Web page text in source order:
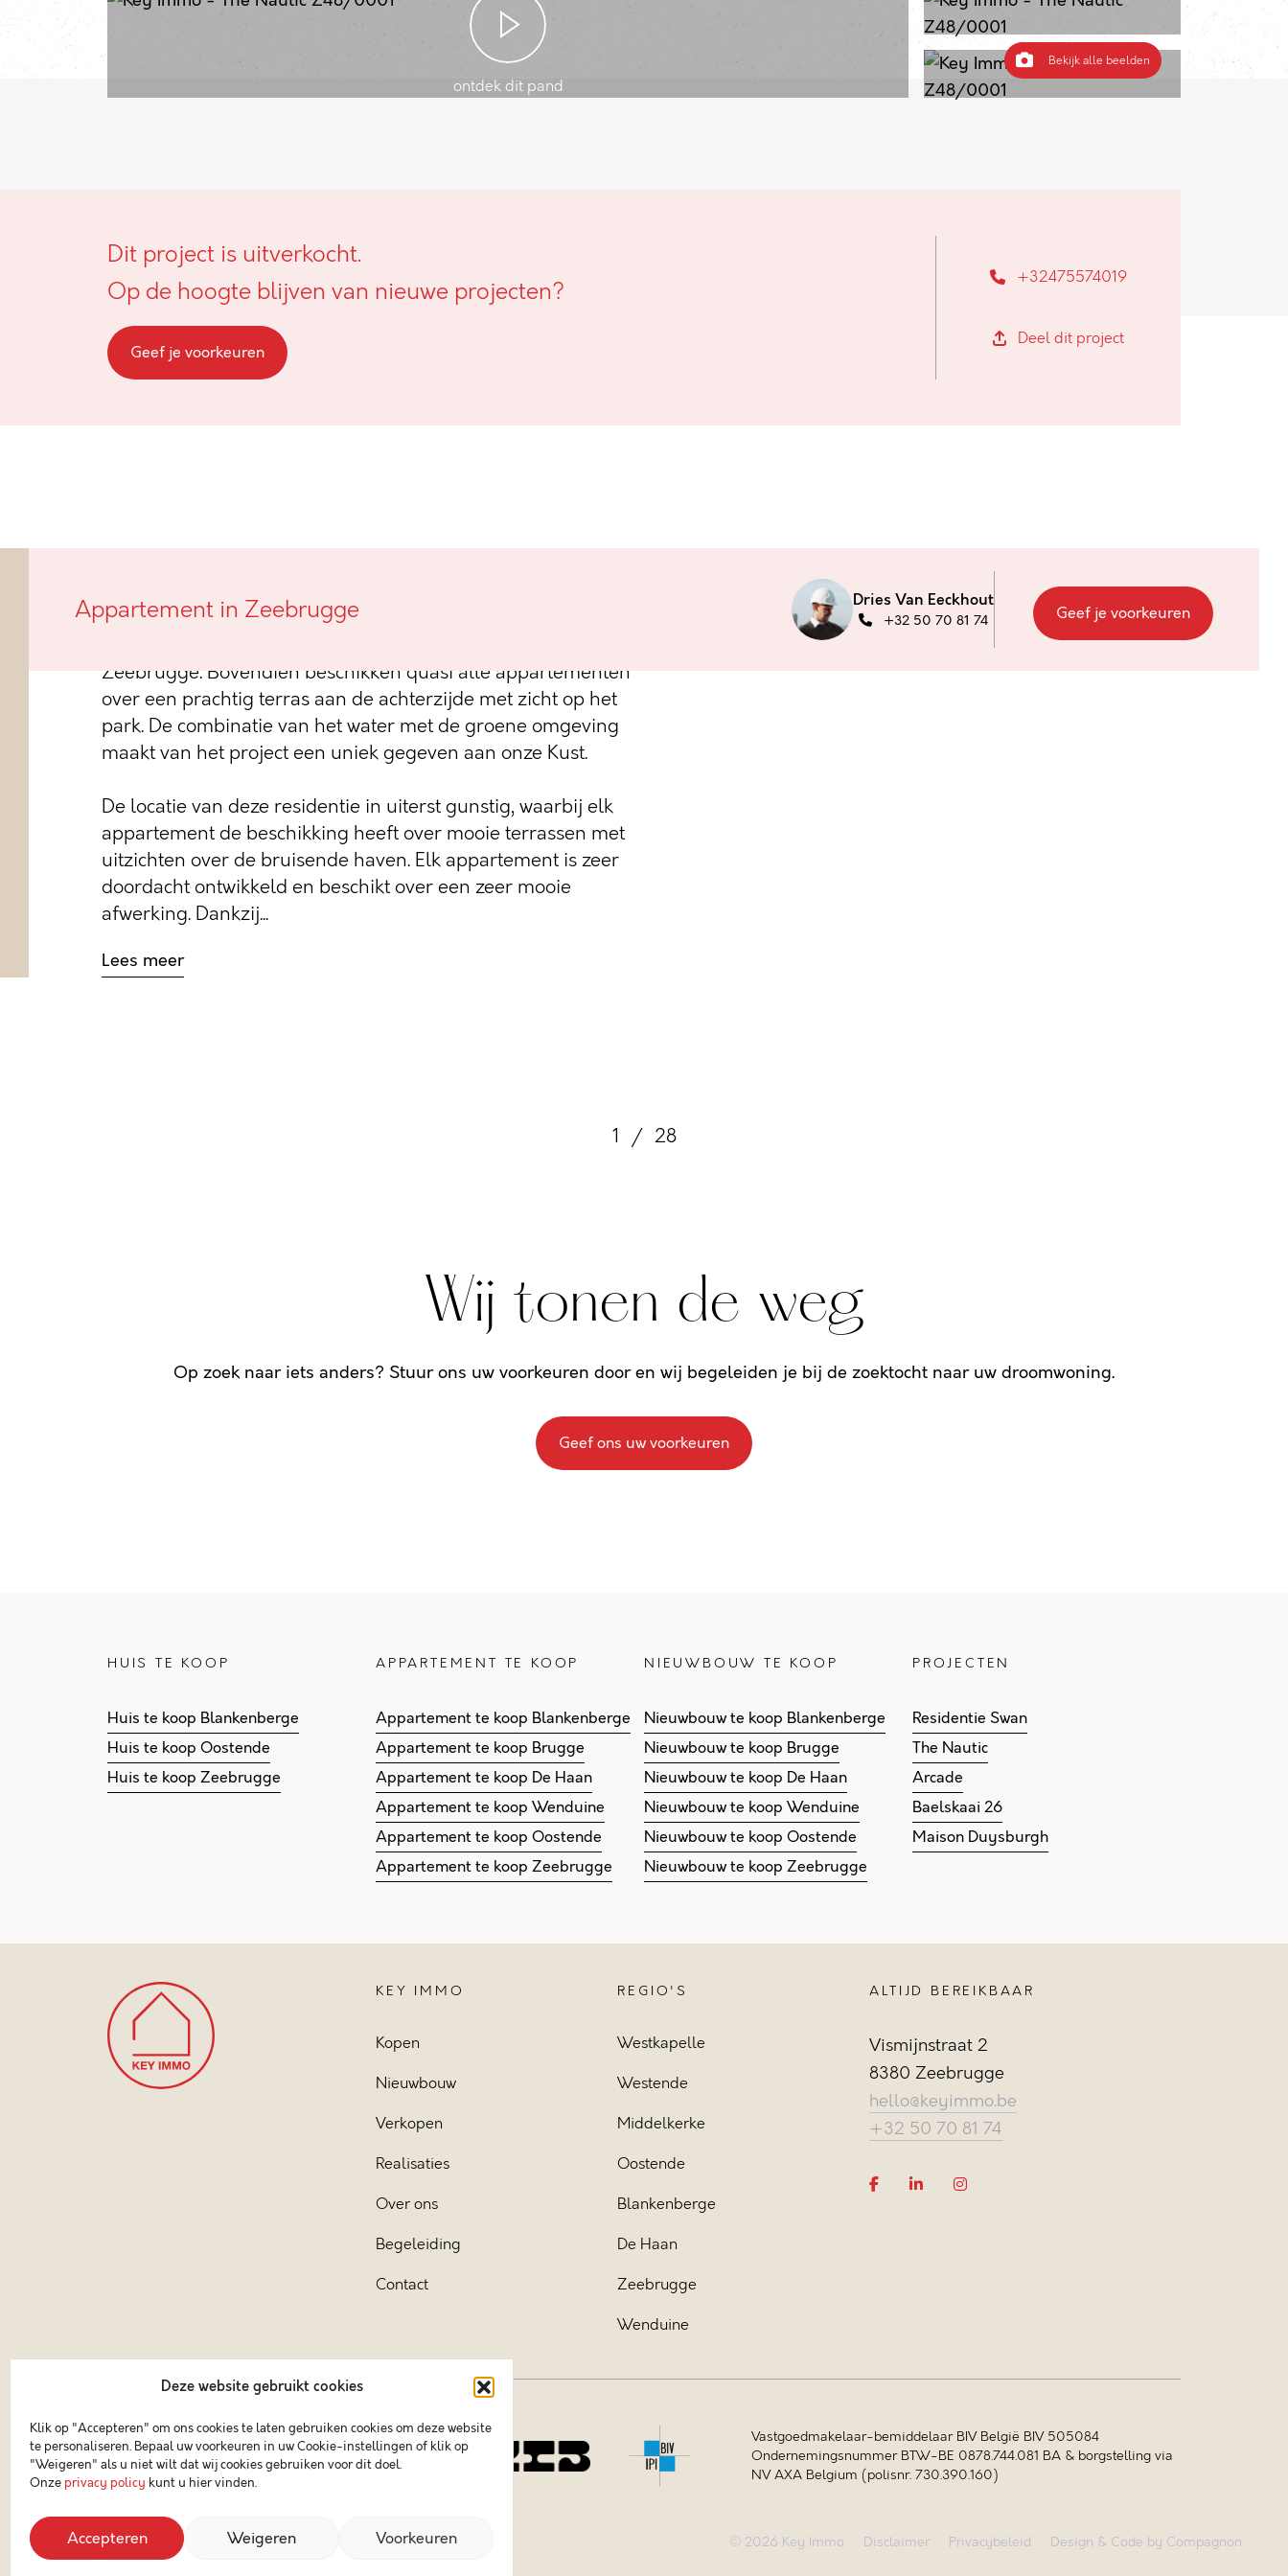
Deze website gebruikt cookies
Klik op "Accepteren" om ons cookies te laten gebruiken cookies om deze website
te personaliseren. Bepaal uw voorkeuren in uw Cookie-instellingen of klik op
"Weigeren" als u niet wilt dat wij cookies gebruiken voor dit doel.
Onze privacy policy kunt u hier vinden.
Accepteren Weigeren Voorkeuren
ontdek dit pand
Bekijk alle beelden
Dit project is uitverkocht.
Op de hoogte blijven van nieuwe projecten?
Geef je voorkeuren
+32475574019
Deel dit project
Appartement in Zeebrugge Dries Van Eeckhout
+32 50 70 81 74 Geef je voorkeuren
vissersboten te Zeebrugge, genaamd Z48 beschikt over 16
Zeebrugge. Bovendien beschikken quasi alle appartementen
over een prachtig terras aan de achterzijde met zicht op het
park. De combinatie van het water met de groene omgeving
maakt van het project een uniek gegeven aan onze Kust.
De locatie van deze residentie in uiterst gunstig, waarbij elk
appartement de beschikking heeft over mooie terrassen met
uitzichten over de bruisende haven. Elk appartement is zeer
doordacht ontwikkeld en beschikt over een zeer mooie
afwerking. Dankzij...
Lees meer
1 / 28
Wij tonen de weg
Op zoek naar iets anders? Stuur ons uw voorkeuren door en wij begeleiden je bij de zoektocht naar uw droomwoning.
Geef ons uw voorkeuren
HUIS TE KOOP
Huis te koop Blankenberge
Huis te koop Oostende
Huis te koop Zeebrugge
APPARTEMENT TE KOOP
Appartement te koop Blankenberge
Appartement te koop Brugge
Appartement te koop De Haan
Appartement te koop Wenduine
Appartement te koop Oostende
Appartement te koop Zeebrugge
NIEUWBOUW TE KOOP
Nieuwbouw te koop Blankenberge
Nieuwbouw te koop Brugge
Nieuwbouw te koop De Haan
Nieuwbouw te koop Wenduine
Nieuwbouw te koop Oostende
Nieuwbouw te koop Zeebrugge
PROJECTEN
Residentie Swan
The Nautic
Arcade
Baelskaai 26
Maison Duysburgh
KEY IMMO
Kopen
Nieuwbouw
Verkopen
Realisaties
Over ons
Begeleiding
Contact
REGIO'S
Westkapelle
Westende
Middelkerke
Oostende
Blankenberge
De Haan
Zeebrugge
Wenduine
ALTIJD BEREIKBAAR
Vismijnstraat 2
8380 Zeebrugge
hello@keyimmo.be
+32 50 70 81 74
Vastgoedmakelaar-bemiddelaar BIV België BIV 505084
Ondernemingsnummer BTW-BE 0878.744.081 BA & borgstelling via
NV AXA Belgium (polisnr. 730.390.160)
© 2026 Key Immo Disclaimer Privacybeleid Design & Code by Compagnon